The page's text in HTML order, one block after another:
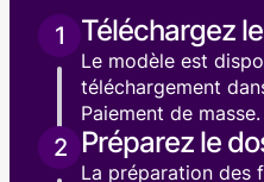
1 Téléchargez
Le modèle est
téléchargement
Paiement de masse.
2 Préparez le
La préparation des